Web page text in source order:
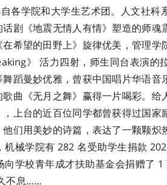
各学院和大学生艺术团。人文社科
剧《地震无情人有情》塑造的师魂
希望的田野上》旋律优美，管理学
》 活力四射，师生同台表演的
蹈曼妙优雅，曾获中国唱片华语音
曲《无月之舞》赢得一片喝彩。给
上台的近百位同学都曾获得过国家
们用美妙的诗篇，表达了一颗颗炽
械学院有 282 名受助学生捐款
学校青年成才扶助基金会捐赠了
不息……